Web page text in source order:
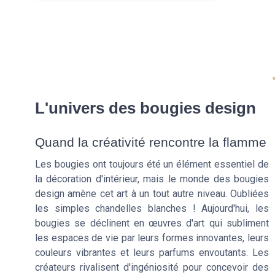
L'univers des bougies design
Quand la créativité rencontre la flamme
Les bougies ont toujours été un élément essentiel de
la décoration d'intérieur, mais le monde des bougies
design amène cet art à un tout autre niveau. Oubliées
les simples chandelles blanches ! Aujourd'hui, les
bougies se déclinent en œuvres d'art qui subliment
les espaces de vie par leurs formes innovantes, leurs
couleurs vibrantes et leurs parfums envoutants. Les
créateurs rivalisent d'ingéniosité pour concevoir des